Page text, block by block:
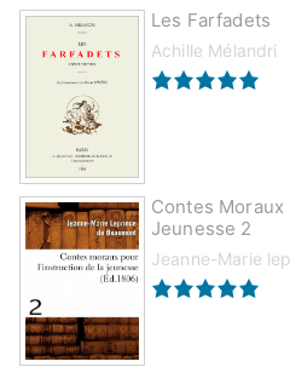
Les Farfadets
Achille Mélandri
Contes Moraux
Jeunesse 2
Jeanne-Marie